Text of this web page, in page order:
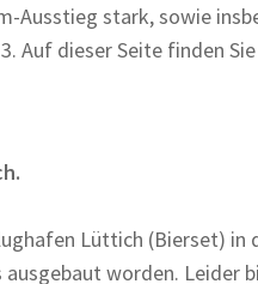
Ausstieg stark, sowie
Auf dieser Seite finden
Lüttich (Bierset) in
worden. Leider